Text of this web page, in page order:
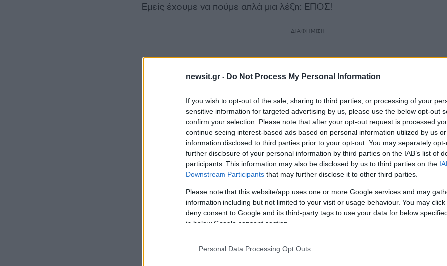
newsit.gr - Do Not Process My Personal Information
If you wish to opt-out of the sale, sharing to third parties, or processing of your
sensitive information for targeted advertising by us, please use the below opt-out
confirm your selection. Please note that after your opt-out request is processed
continue seeing interest-based ads based on personal information utilized by us
information disclosed to third parties prior to your opt-out. You may separately
further disclosure of your personal information by third parties on the IAB’s list of
participants. This information may also be disclosed by us to third parties on the
Downstream Participants that may further disclose it to other third parties.
Please note that this website/app uses one or more Google services and may
information including but not limited to your visit or usage behaviour. You may
deny consent to Google and its third-party tags to use your data for below
in below Google consent section.
Personal Data Processing Opt Outs
Εμείς έχουμε να πούμε απλά μια λέξη: ΕΠΟΣ!
ΔΙΑΦΗΜΙΣΗ